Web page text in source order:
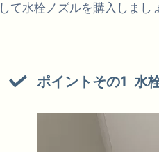
して水栓ノズルを購入しまし
ポイントその1 水